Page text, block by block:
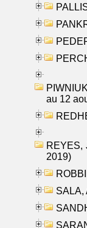
au 12
REYES,
2019)
SALA,